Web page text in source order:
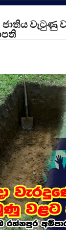
ජාතිය